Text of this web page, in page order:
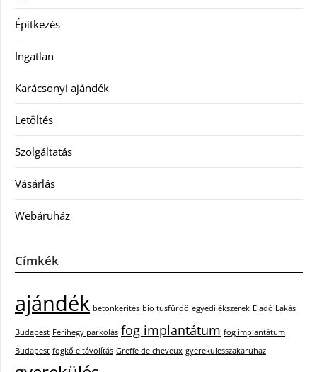
Építkezés
Ingatlan
Karácsonyi ajándék
Letöltés
Szolgáltatás
Vásárlás
Webáruház
Címkék
ajándék betonkerítés bio tusfürdő egyedi ékszerek Eladó Lakás
Budapest Ferihegy parkolás fog implantátum fog implantátum
Budapest fogkő eltávolítás Greffe de cheveux gyerekulesszakaruhaz